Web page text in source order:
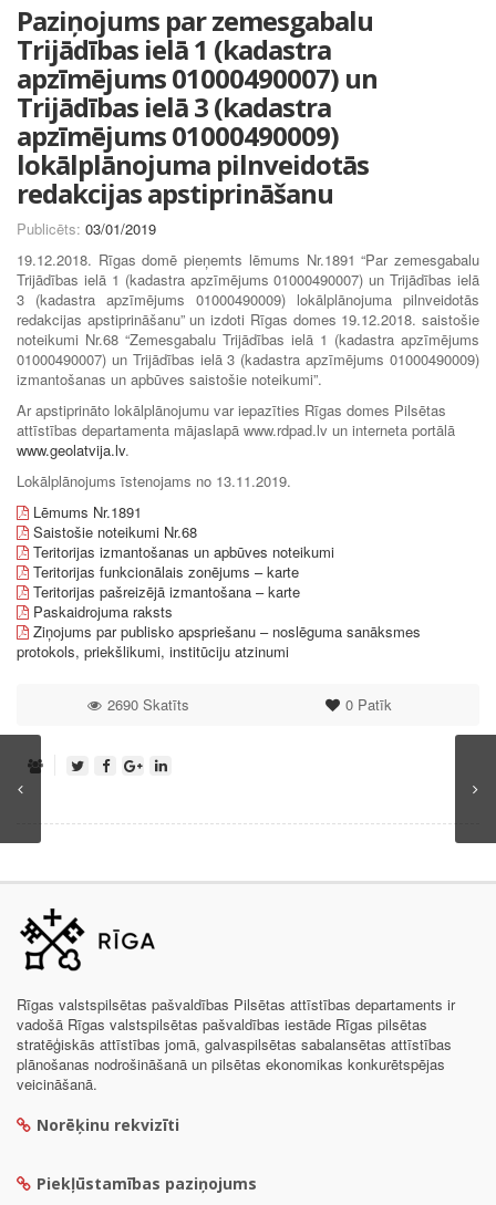
Paziņojums par zemesgabalu
Trijādības ielā 1 (kadastra
apzīmējums 01000490007) un
Trijādības ielā 3 (kadastra
apzīmējums 01000490009)
lokālplānojuma pilnveidotās
redakcijas apstiprināšanu
Publicēts: 03/01/2019
19.12.2018. Rīgas domē pieņemts lēmums Nr.1891 “Par zemesgabalu
Trijādības ielā 1 (kadastra apzīmējums 01000490007) un Trijādības ielā
3 (kadastra apzīmējums 01000490009) lokālplānojuma pilnveidotās
redakcijas apstiprināšanu” un izdoti Rīgas domes 19.12.2018. saistošie
noteikumi Nr.68 “Zemesgabalu Trijādības ielā 1 (kadastra apzīmējums
01000490007) un Trijādības ielā 3 (kadastra apzīmējums 01000490009)
izmantošanas un apbūves saistošie noteikumi”.
Ar apstiprināto lokālplānojumu var iepazīties Rīgas domes Pilsētas
attīstības departamenta mājaslapā www.rdpad.lv un interneta portālā
www.geolatvija.lv.
Lokālplānojums īstenojams no 13.11.2019.
Lēmums Nr.1891
Saistošie noteikumi Nr.68
Teritorijas izmantošanas un apbūves noteikumi
Teritorijas funkcionālais zonējums – karte
Teritorijas pašreizējā izmantošana – karte
Paskaidrojuma raksts
Ziņojums par publisko apspriešanu – noslēguma sanāksmes
protokols, priekšlikumi, institūciju atzinumi
0Patīk
2690 Skatīts
Rīgas valstspilsētas pašvaldības Pilsētas attīstības departaments ir
vadošā Rīgas valstspilsētas pašvaldības iestāde Rīgas pilsētas
stratēģiskās attīstības jomā, galvaspilsētas sabalansētas attīstības
plānošanas nodrošināšanā un pilsētas ekonomikas konkurētspējas
veicināšanā.
Norēķinu rekvizīti
Piekļūstamības paziņojums